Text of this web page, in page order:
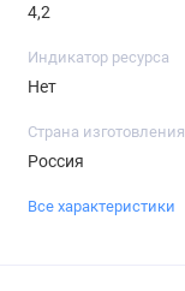
4,2
Индикатор ресурса
Нет
Страна изготовления
Россия
Все характеристики